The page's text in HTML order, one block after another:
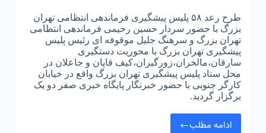
طرح رعد ۵۸ پلیس پیشگیری فرماندهی انتظامی تهران
بزرگ با حضور سردار حسین رحیمی فرماندهی انتظامی
تهران بزرگ و سرهنگ جلیل موقوفه ای رئیس پلیس
پیشگیری تهران بزرگ با محوریت دستگیری
سارقان،مالخران،زورگیران،کیف قاپان و جاعلان در
محل ستاد پلیس پیشگیری تهران بزرگ واقع در خیابان
کارگر جنوبی با حضور خبرنگار پایگاه خبری صفر دو یک
برگزار گردید.
ادامه مطلب